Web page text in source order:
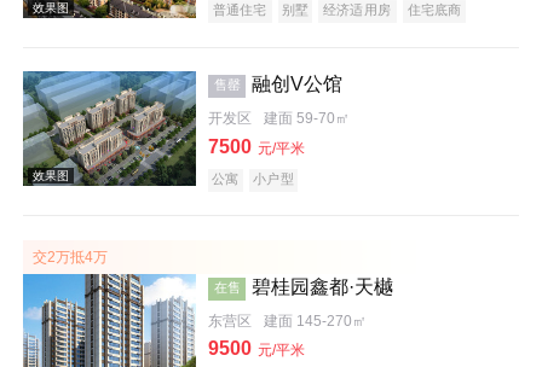
效果图
普通住宅 别墅 经济适用房
住宅底商
售罄 融创V公馆
开发区 建面 59-70㎡
7500 元/平米
公寓 小户型
交2万抵4万
在售 碧桂园鑫都·天樾
东营区 建面 145-270㎡
9500 元/平米